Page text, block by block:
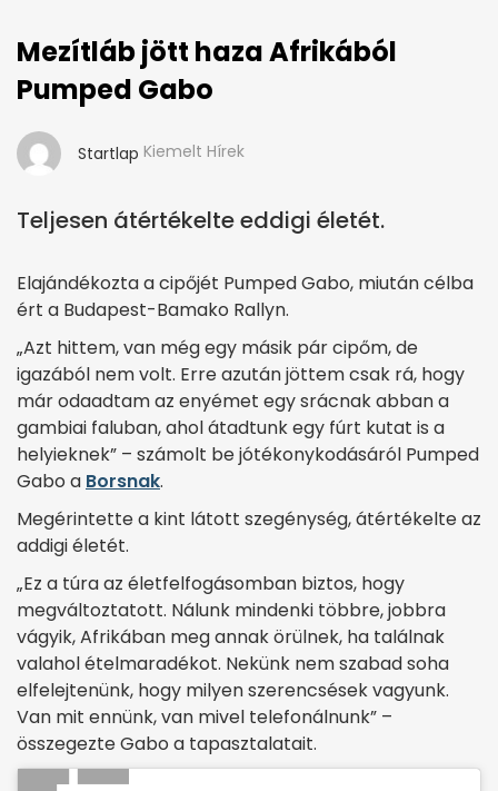
Mezítláb jött haza Afrikából
Pumped Gabo
Startlap Kiemelt Hírek
Teljesen átértékelte eddigi életét.
Elajándékozta a cipőjét Pumped Gabo, miután célba
ért a Budapest-Bamako Rallyn.
„Azt hittem, van még egy másik pár cipőm, de
igazából nem volt. Erre azután jöttem csak rá, hogy
már odaadtam az enyémet egy srácnak abban a
gambiai faluban, ahol átadtunk egy fúrt kutat is a
helyieknek” – számolt be jótékonykodásáról Pumped
Gabo a Borsnak.
Megérintette a kint látott szegénység, átértékelte az
addigi életét.
„Ez a túra az életfelfogásomban biztos, hogy
megváltoztatott. Nálunk mindenki többre, jobbra
vágyik, Afrikában meg annak örülnek, ha találnak
valahol ételmaradékot. Nekünk nem szabad soha
elfelejtenünk, hogy milyen szerencsések vagyunk.
Van mit ennünk, van mivel telefonálnunk” –
összegezte Gabo a tapasztalatait.